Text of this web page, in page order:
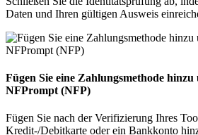
Daten und Ihren gültigen Ausweis
Fügen Sie eine Zahlungsmethode
NFPrompt (NFP)
Fügen Sie nach der Verifizierung Ihres
Kredit-/Debitkarte oder ein Bankkonto